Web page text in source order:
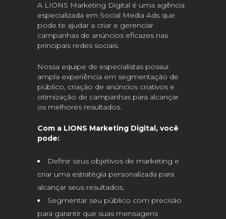
A LIONS Marketing Digital é uma agência
especializada em Social Media Ads que
pode te ajudar a criar e gerenciar
campanhas de anúncios eficazes nas
principais redes sociais.
Nossa equipe de especialistas possui
ampla experiência em segmentação de
público, criação de anúncios criativos e
otimização de campanhas para alcançar
os melhores resultados.
Com a LIONS Marketing Digital, você
pode:
Definir seus objetivos de marketing e
criar uma estratégia personalizada para
alcançar seus resultados,
Segmentar seu público com precisão
para garantir que suas mensagens